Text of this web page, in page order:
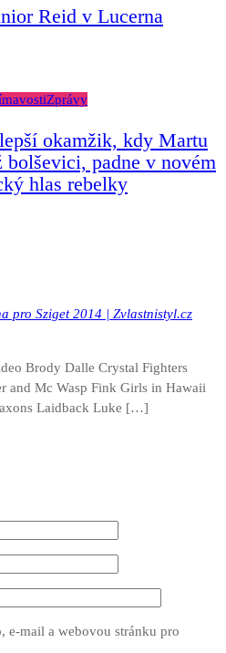
Reid v Lucerna
Zprávy
okamžik, kdy Martu
padne v novém
hlas rebelky
pro Sziget 2014 | Zvlastnistyl.cz
Brody Dalle Crystal Fighters
and Mc Wasp Fink Girls in Hawaii
Laidback Luke […]
e-mail a webovou stránku pro